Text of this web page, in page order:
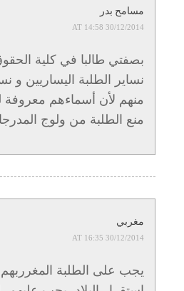
مسامح بدر
30/12/2014 AT 14:58
بصفتي طالبا في كلية
نساير الطلبة اليساريين و
منهم لأن أسماءهم معروفة
منع الطلبة من ولوج
مغربي
30/12/2014 AT 16:35
يجب على الطلبة